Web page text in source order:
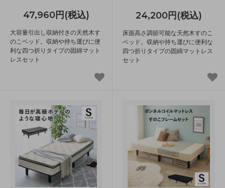
47,960円(税込)
大容量引出し収納付きの天然木す
のこベッド。収納や持ち運びに便
利な四つ折りタイプの固綿マット
レスセット
24,200円(税込)
床面高さ調節可能な天然木すのこ
ベッド。収納や持ち運びに便利な
四つ折りタイプの固綿マットレス
セット